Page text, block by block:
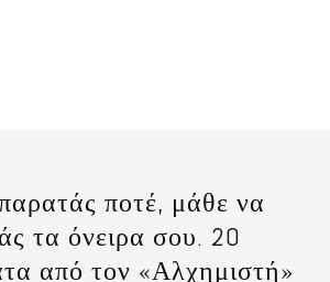
ποτέ, μάθε να
τα όνειρα σου. 20
από τον «Αλχημιστή»